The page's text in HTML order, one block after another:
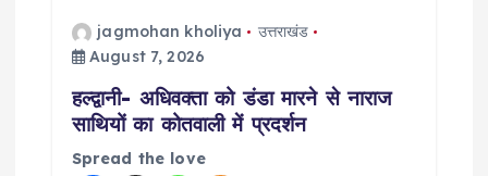
jagmohan kholiya
उत्तराखंड
August 7, 2026
हल्द्वानी- अधिवक्ता को डंडा मारने से नाराज
साथियों का कोतवाली में प्रदर्शन
Spread the love